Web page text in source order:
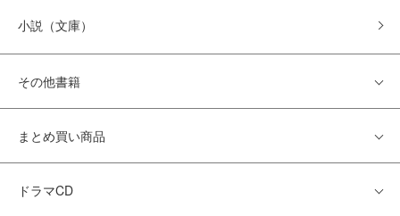
小説（文庫）
その他書籍
まとめ買い商品
ドラマCD